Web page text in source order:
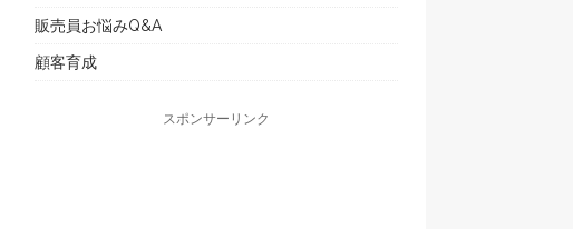
販売員お悩みQ&A
顧客育成
スポンサーリンク